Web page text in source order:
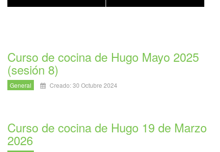
Curso de cocina de Hugo Mayo 2025
(sesión 8)
General Creado: 30 Octubre 2024
Curso de cocina de Hugo 19 de Marzo
2026